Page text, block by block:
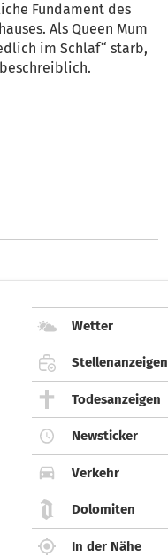
Fundament des
Mum
Wetter
Stellenanzeigen
Todesanzeigen
Newsticker
Verkehr
Dolomiten
In der Nähe